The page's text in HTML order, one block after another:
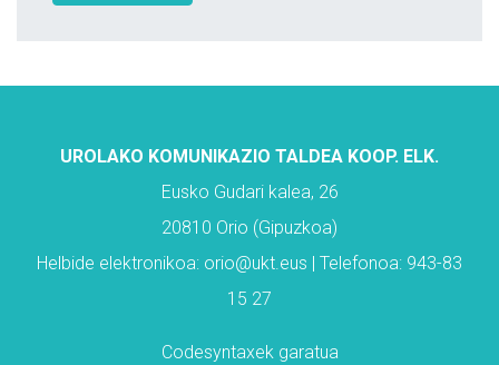
UROLAKO KOMUNIKAZIO TALDEA KOOP. ELK.
Eusko Gudari kalea, 26
20810 Orio (Gipuzkoa)
Helbide elektronikoa: orio@ukt.eus | Telefonoa: 943-83
15 27
Codesyntaxek garatua